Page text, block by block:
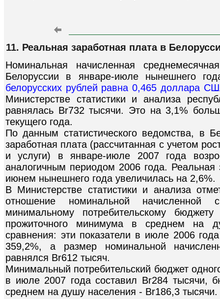
11. Реальная заработная плата в
Номинальная начисленная
Белоруссии в январе-июле нынешнего
белорусских рублей равна 0,465 доллара
Министерстве статистики и анализа
равнялась Br732 тысячи. Это на 3,1%
текущего года.
По данным статистического ведомства, в
заработная плата (рассчитанная с учетом
и услуги) в январе-июле 2007 года
аналогичным периодом 2006 года.
июнем нынешнего года увеличилась на 2,6%.
В Министерстве статистики и анализа
отношение номинальной начисленной
минимальному потребительскому
прожиточного минимума в среднем на
сравнения: эти показатели в июле 2006
359,2%, а размер номинальной
равнялся Br612 тысяч.
Минимальный потребительский бюджет
в июле 2007 года составил Br284 тысячи,
среднем на душу населения - Br186,3 тысячи.